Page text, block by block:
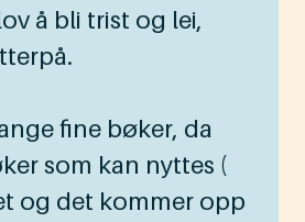
å bli trist og lei,
fine bøker, da
som kan nyttes (
og det kommer opp